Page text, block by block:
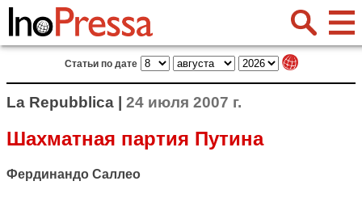
Статьи по дате
La Repubblica | 24 июля 2007 г.
Шахматная партия Путина
Фердинандо Саллео